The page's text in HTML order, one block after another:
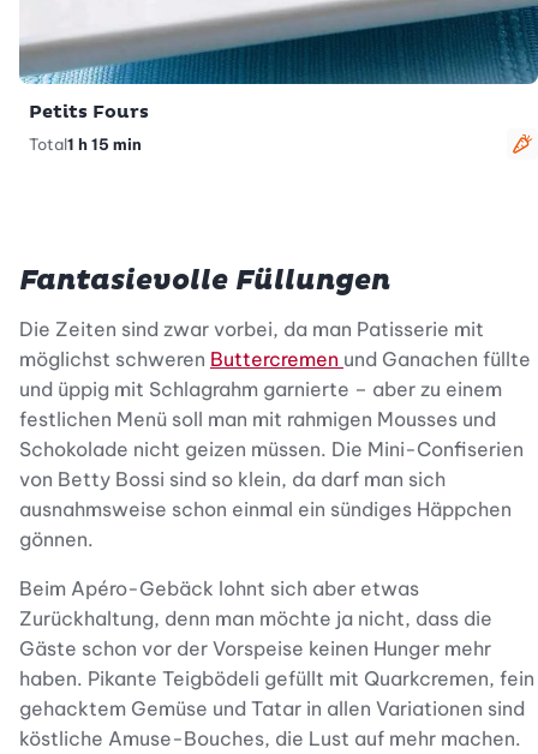
Petits Fours
Total1 h 15 min
Fantasievolle Füllungen
Die Zeiten sind zwar vorbei, da man Patisserie mit
möglichst schweren Buttercremen und Ganachen füllte
und üppig mit Schlagrahm garnierte – aber zu einem
festlichen Menü soll man mit rahmigen Mousses und
Schokolade nicht geizen müssen. Die Mini-Confiserien
von Betty Bossi sind so klein, da darf man sich
ausnahmsweise schon einmal ein sündiges Häppchen
gönnen.
Beim Apéro-Gebäck lohnt sich aber etwas
Zurückhaltung, denn man möchte ja nicht, dass die
Gäste schon vor der Vorspeise keinen Hunger mehr
haben. Pikante Teigbödeli gefüllt mit Quarkcremen, fein
gehacktem Gemüse und Tatar in allen Variationen sind
köstliche Amuse-Bouches, die Lust auf mehr machen.